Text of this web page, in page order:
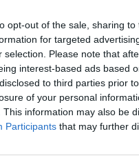
opt-out of the sale, sharing
for targeted
selection. Please note that
interest-based ads based
to third parties prior
of your personal
This information may also be
Participants that may further
wenn die großen
Gilde wo sie sind. sie